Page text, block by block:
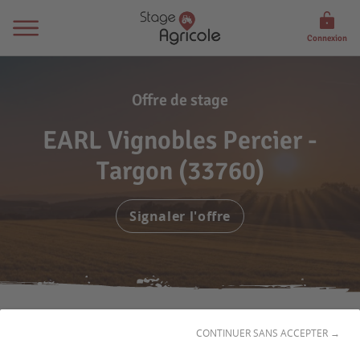
CONTINUER SANS ACCEPTER →
Connexion
Offre de stage
EARL Vignobles Percier -
Targon (33760)
Signaler l'offre